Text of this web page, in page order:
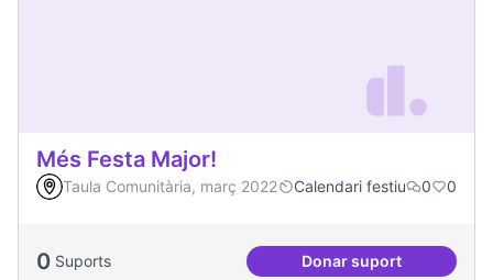
Més Festa Major!
Taula Comunitària, març 2022 Calendari festiu 0 0
0 Suports Donar suportMés Festa Major!